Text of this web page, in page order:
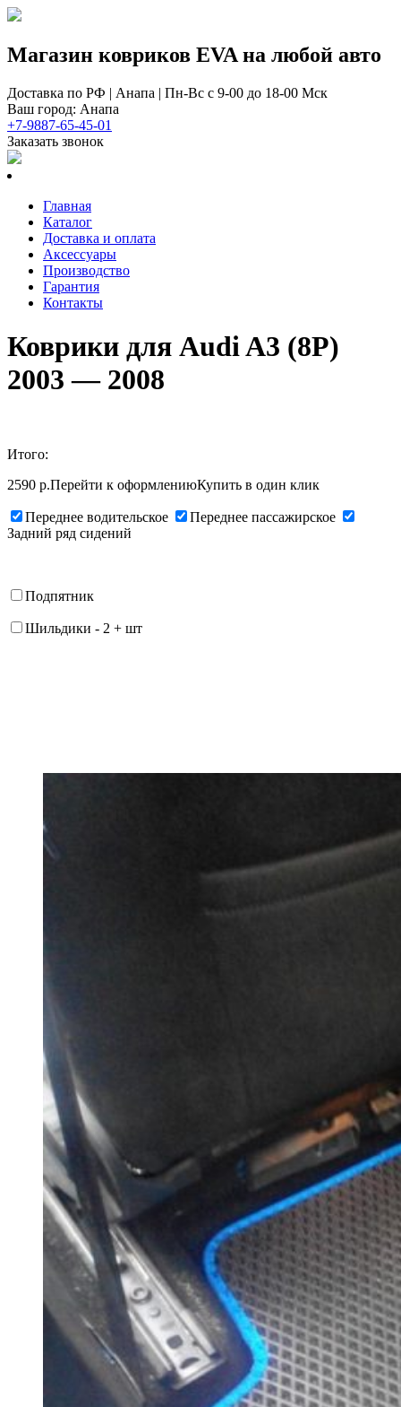
Магазин ковриков EVA ​на любой авто
Доставка по РФ | Анапа | Пн-Вс с 9-00 до 18-00 Мск
Ваш город: Анапа
+7-9887-65-45-01
Заказать звонок
Главная
Каталог
Доставка и оплата
Аксессуары
Производство
Гарантия
Контакты
Коврики для Audi A3 (8Р)
2003 — 2008
Итого:
2590 р.Перейти к оформлениюКупить в один клик
Переднее водительское
Переднее пассажирское
Задний ряд сидений
Подпятник
Шильдики - 2 + шт